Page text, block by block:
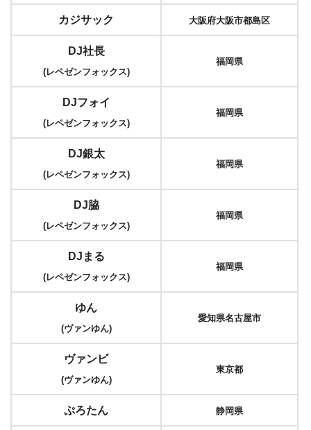
カジサック 大阪府大阪市都島区
DJ社長
(レペゼンフォックス)
福岡県
DJフォイ
(レペゼンフォックス)
福岡県
DJ銀太
(レペゼンフォックス)
福岡県
DJ脇
(レペゼンフォックス)
福岡県
DJまる
(レペゼンフォックス)
福岡県
ゆん
(ヴァンゆん)
愛知県名古屋市
ヴァンビ
(ヴァンゆん)
東京都
ぷろたん 静岡県